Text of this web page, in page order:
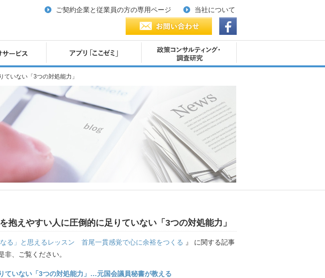
ご契約企業と従業員の方の専用ページ 当社について
ていない「3つの対処能力」
抱えやすい人に圧倒的に足りていない「3つの対処能力」
なる」と思えるレッスン 首尾一貫感覚で心に余裕をつくる 』 に関する記事
、ご覧ください。
ていない「3つの対処能力」…元国会議員秘書が教える